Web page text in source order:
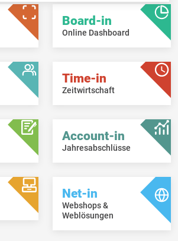
Board-in
Online Dashboard
Time-in
Zeitwirtschaft
Account-in
Jahresabschlüsse
Net-in
Webshops &
Weblösungen